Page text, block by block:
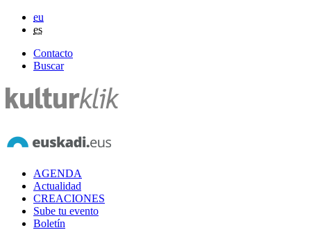
eu
es
Contacto
Buscar
AGENDA
Actualidad
CREACIONES
Sube tu evento
Boletín